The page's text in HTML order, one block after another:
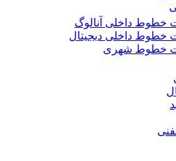
خطوط داخلی آنالوگ
خطوط داخلی دیجیتال
خطوط شهری